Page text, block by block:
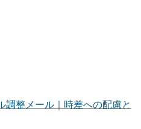
調整メール｜時差への配慮と